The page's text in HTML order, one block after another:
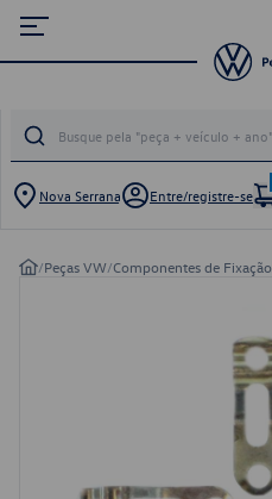
Nova Serrana Entre/registre-se
/Peças VW/Componentes de Fixação